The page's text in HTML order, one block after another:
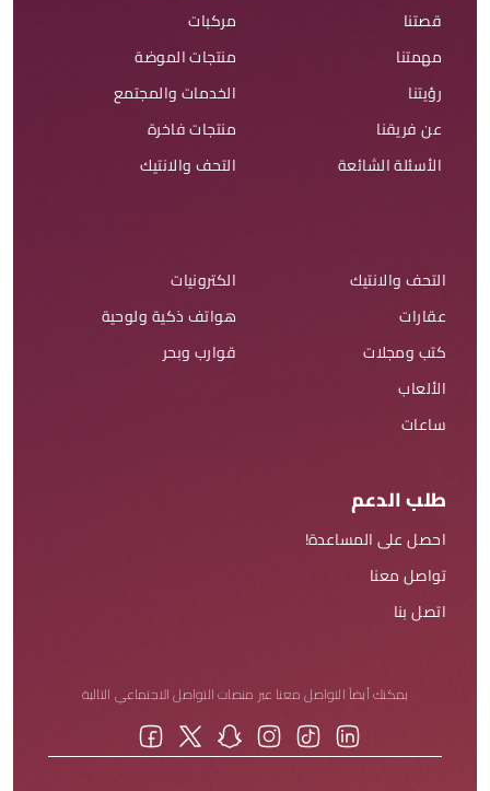
قصتنا
مهمتنا
رؤيتنا
عن فريقنا
الأسئلة الشائعة
مركبات
منتجات الموضة
الخدمات والمجتمع
منتجات فاخرة
التحف والانتيك
التحف والانتيك
عقارات
كتب ومجلات
الألعاب
ساعات
الكترونيات
هواتف ذكية ولوحية
قوارب وبحر
طلب الدعم
احصل على المساعدة!
تواصل معنا
اتصل بنا
يمكنك أيضاً التواصل معنا عبر منصات التواصل الاجتماعي التالية